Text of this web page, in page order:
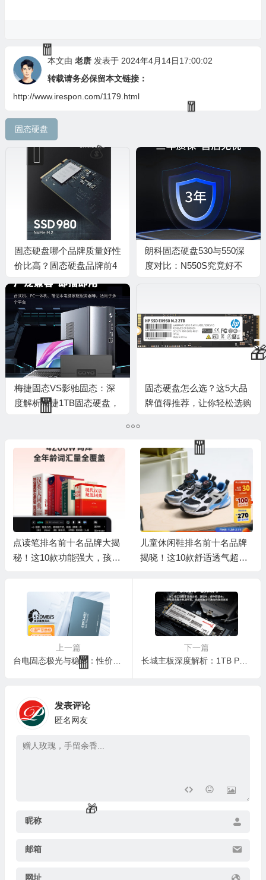
本文由 老唐发表于 2024年4月14日17:00:02
转载请务必保留本文链接：
http://www.irespon.com/1179.html
固态硬盘
固态硬盘哪个品牌质量好性
价比高？固态硬盘品牌前4
朗科固态硬盘530与550深
度对比：N550S究竟好不
梅捷固态VS影驰固态：深
度解析梅捷1TB固态硬盘，
固态硬盘怎么选？这5大品
牌值得推荐，让你轻松选购
点读笔排名前十名品牌大揭
秘！这10款功能强大，孩子
儿童休闲鞋排名前十名品牌
揭晓！这10款舒适透气超好
上一篇
下一篇
长城主板深度解析：1TB PCIe 3.0固态硬盘质量如何？
发表评论
匿名网友
昵称
邮箱
网址
🎁
🧧
💰
💰